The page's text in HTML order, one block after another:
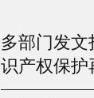
多部门发
识产权保护